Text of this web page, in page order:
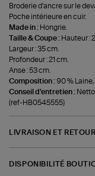
Broderie d'ancre sur le
Poche intérieure en cuir.
Made in : Hongrie.
Taille & Coupe : Hauteur :
Largeur : 35 cm.
Profondeur : 21 cm.
Anse : 53 cm.
Composition : 90 %
Conseil d'entretien :
(ref-HB0545555)
LIVRAISON ET RETOUR
DISPONIBILITÉ